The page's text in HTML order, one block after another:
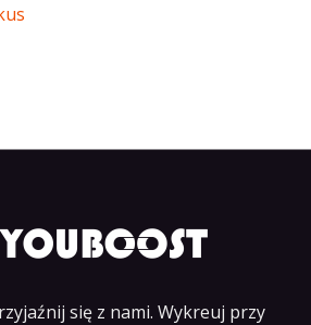
się z nami. Wykreuj przy